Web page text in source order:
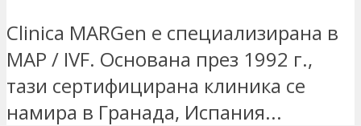
Clinica MARGen е специализирана в
MAP / IVF. Основана през 1992 г.,
тази сертифицирана клиника се
намира в Гранада, Испания...